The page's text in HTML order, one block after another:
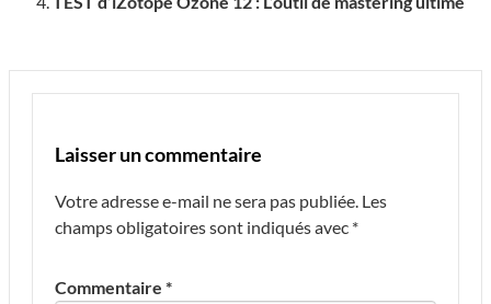
Laisser un commentaire
Votre adresse e-mail ne sera pas publiée. Les
champs obligatoires sont indiqués avec *
Commentaire *